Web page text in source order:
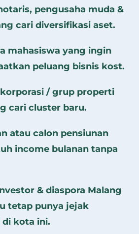
pengusaha muda &
cari diversifikasi aset.
mahasiswa yang ingin
peluang bisnis kost.
/ grup properti
cari cluster baru.
atau calon pensiunan
income bulanan tanpa
& diaspora Malang
tetap punya jejak
di kota ini.